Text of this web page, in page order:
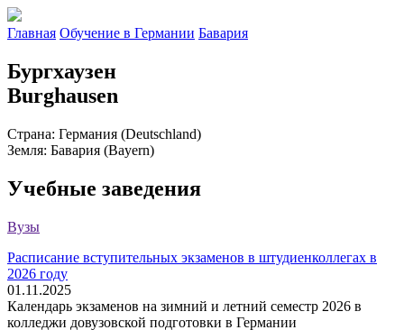
Главная Обучение в Германии Бавария
Бургхаузен
Burghausen
Страна: Германия (Deutschland)
Земля: Бавария (Bayern)
Учебные заведения
Вузы
Расписание вступительных экзаменов в штудиенколлегах в
2026 году
01.11.2025
Календарь экзаменов на зимний и летний семестр 2026 в
колледжи довузовской подготовки в Германии